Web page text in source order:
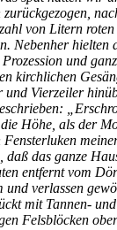
von Litern
Nebenher hielten
und
kirchlichen
und Vierzeiler
Höhe, als der
Fensterluken
daß das ganze
entfernt vom
und verlassen
mit Tannen-
Felsblöcken